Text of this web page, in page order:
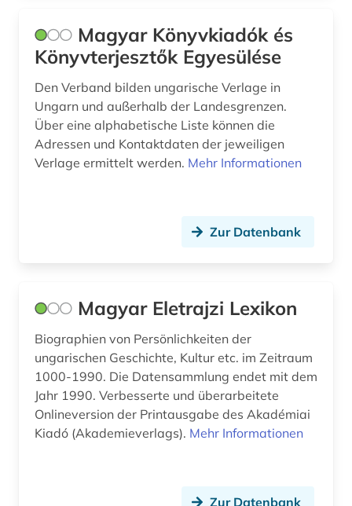
verbundkatalog (2)
verlag (1)
vertriebener (1)
virtueller katalog (1)
website (1)
zeitschrift (1)
zeitschriftenaufsatz (1)
zeitung (2)
zeitzeuge (1)
Magyar Könyvkiadók és
Könyvterjesztők Egyesülése
Den Verband bilden ungarische Verlage in
Ungarn und außerhalb der Landesgrenzen.
Über eine alphabetische Liste können die
Adressen und Kontaktdaten der jeweiligen
Verlage ermittelt werden. Mehr Informationen
Zur Datenbank
Magyar Eletrajzi Lexikon
Biographien von Persönlichkeiten der
ungarischen Geschichte, Kultur etc. im Zeitraum
1000-1990. Die Datensammlung endet mit dem
Jahr 1990. Verbesserte und überarbeitete
Onlineversion der Printausgabe des Akadémiai
Kiadó (Akademieverlags). Mehr Informationen
Zur Datenbank